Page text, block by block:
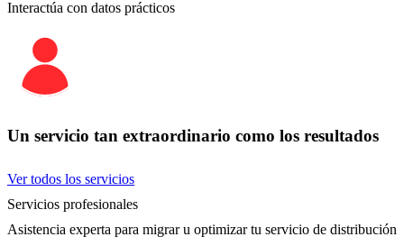
Interactúa con datos prácticos
Un servicio tan extraordinario como los resultados
Ver todos los servicios
Servicios profesionales
Asistencia experta para migrar u optimizar tu servicio de distribución